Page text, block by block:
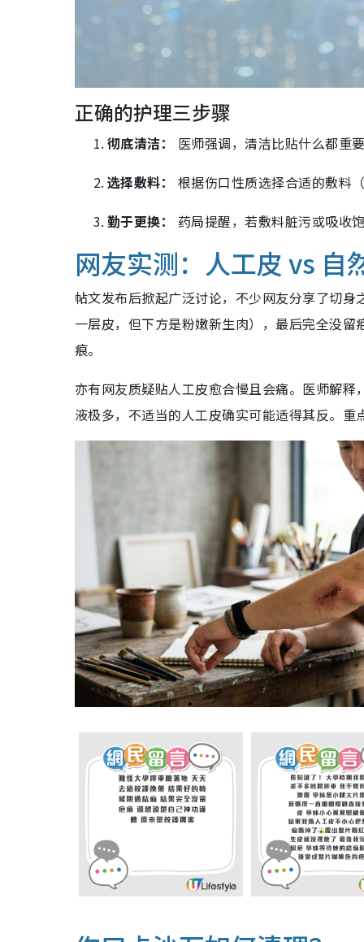
正确的护理三步骤
彻底清洁：
医师强调，清洁比贴什么都重
选择敷料：
根据伤口性质选择合适的敷料
勤于更换：
药局提醒，若敷料脏污或吸收
网友实测：人工皮 vs 自
帖文发布后掀起广泛讨论，不少网友分享了切
一层皮，但下方是粉嫩新生肉），最后完全没
痕。
亦有网友质疑贴人工皮愈合慢且会痛。医师解释
液极多，不适当的人工皮确实可能适得其反。重